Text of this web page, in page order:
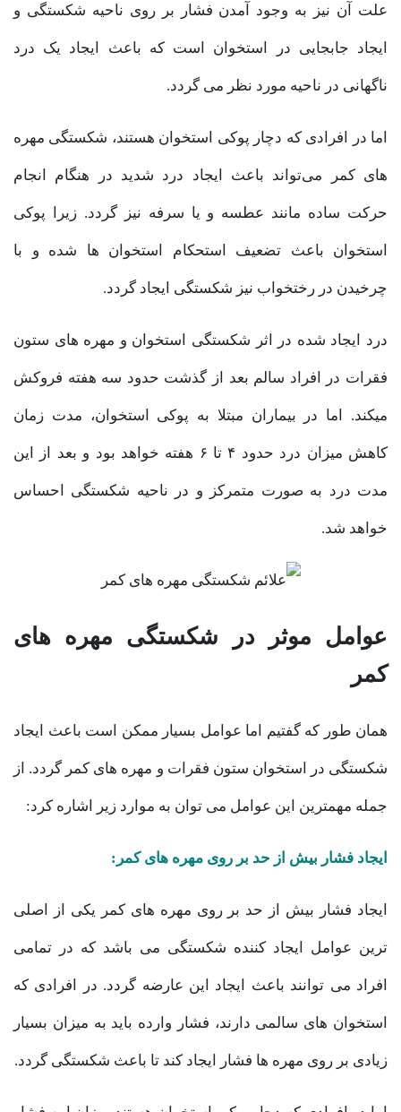
علت آن نیز به وجود آمدن فشار بر روی ناحیه شکستگی و
ایجاد جابجایی در استخوان است که باعث ایجاد یک درد
ناگهانی در ناحیه مورد نظر می گردد.
اما در افرادی که دچار پوکی استخوان هستند، شکستگی مهره
های کمر می‌تواند باعث ایجاد درد شدید در هنگام انجام
حرکت ساده مانند عطسه و یا سرفه نیز گردد. زیرا پوکی
استخوان باعث تضعیف استحکام استخوان ها شده و با
چرخیدن در رختخواب نیز شکستگی ایجاد گردد.
درد ایجاد شده در اثر شکستگی استخوان و مهره های ستون
فقرات در افراد سالم بعد از گذشت حدود سه هفته فروکش
میکند. اما در بیماران مبتلا به پوکی استخوان، مدت زمان
کاهش میزان درد حدود ۴ تا ۶ هفته خواهد بود و بعد از این
مدت درد به صورت متمرکز و در ناحیه شکستگی احساس
خواهد شد.
عوامل موثر در شکستگی مهره های
کمر
همان طور که گفتیم اما عوامل بسیار ممکن است باعث ایجاد
شکستگی در استخوان ستون فقرات و مهره های کمر گردد. از
جمله مهمترین این عوامل می توان به موارد زیر اشاره کرد:
ایجاد فشار بیش از حد بر روی مهره های کمر:
ایجاد فشار بیش از حد بر روی مهره های کمر یکی از اصلی
ترین عوامل ایجاد کننده شکستگی می باشد که در تمامی
افراد می توانند باعث ایجاد این عارضه گردد. در افرادی که
استخوان های سالمی دارند، فشار وارده باید به میزان بسیار
زیادی بر روی مهره ها فشار ایجاد کند تا باعث شکستگی گردد.